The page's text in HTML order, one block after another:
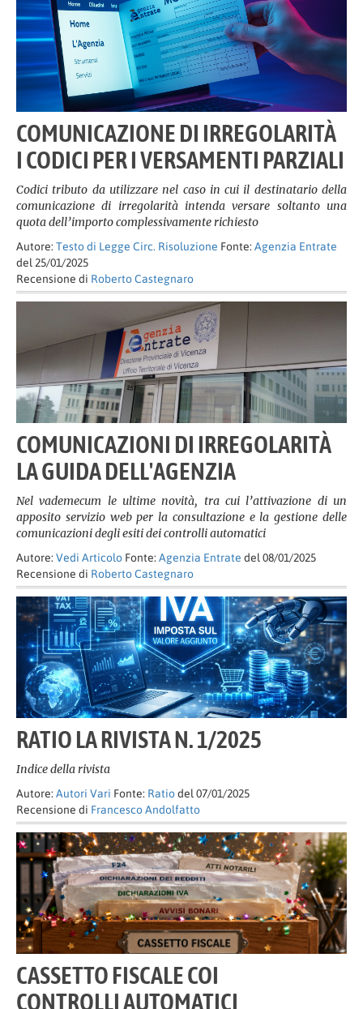
COMUNICAZIONE DI IRREGOLARITÀ
I CODICI PER I VERSAMENTI PARZIALI
Codici tributo da utilizzare nel caso in cui il destinatario della
comunicazione di irregolarità intenda versare soltanto una
quota dell’importo complessivamente richiesto
Autore: Testo di Legge Circ. Risoluzione Fonte: Agenzia Entrate
del 25/01/2025
Recensione di Roberto Castegnaro
COMUNICAZIONI DI IRREGOLARITÀ
LA GUIDA DELL'AGENZIA
Nel vademecum le ultime novità, tra cui l’attivazione di un
apposito servizio web per la consultazione e la gestione delle
comunicazioni degli esiti dei controlli automatici
Autore: Vedi Articolo Fonte: Agenzia Entrate del 08/01/2025
Recensione di Roberto Castegnaro
RATIO LA RIVISTA N. 1/2025
Indice della rivista
Autore: Autori Vari Fonte: Ratiodel 07/01/2025
Recensione di Francesco Andolfatto
CASSETTO FISCALE COI
CONTROLLI AUTOMATICI